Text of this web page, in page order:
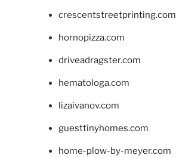
crescentstreetprinting.com
hornopizza.com
driveadragster.com
hematologa.com
lizaivanov.com
guesttinyhomes.com
home-plow-by-meyer.com